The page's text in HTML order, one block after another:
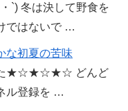
`) 冬は決して野食を
ではないで …
な初夏の苦味
★☆★☆★☆ どんど
ル登録を …